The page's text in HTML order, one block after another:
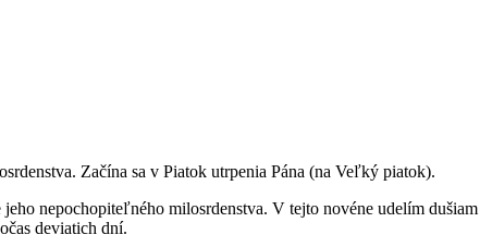
Začína sa v Piatok utrpenia Pána (na Veľký piatok).
nepochopiteľného milosrdenstva. V tejto novéne udelím
deviatich dní.